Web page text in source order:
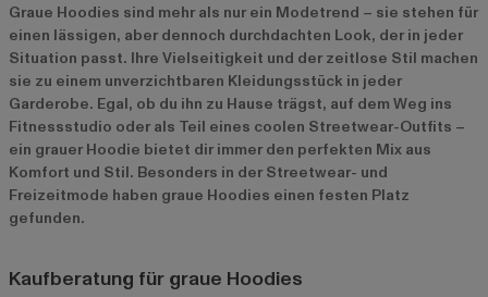
Graue Hoodies sind mehr als nur ein Modetrend – sie stehen für
einen lässigen, aber dennoch durchdachten Look, der in jeder
Situation passt. Ihre Vielseitigkeit und der zeitlose Stil machen
sie zu einem unverzichtbaren Kleidungsstück in jeder
Garderobe. Egal, ob du ihn zu Hause trägst, auf dem Weg ins
Fitnessstudio oder als Teil eines coolen Streetwear-Outfits –
ein grauer Hoodie bietet dir immer den perfekten Mix aus
Komfort und Stil. Besonders in der Streetwear- und
Freizeitmode haben graue Hoodies einen festen Platz
gefunden.
Kaufberatung für graue Hoodies